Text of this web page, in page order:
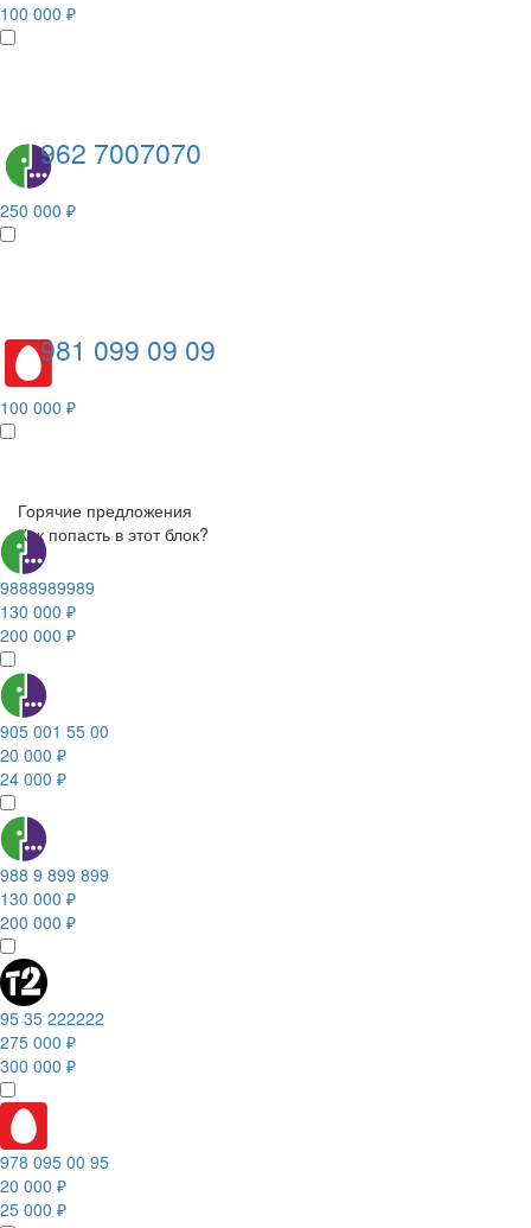
100 000 ₽
962 7007070
250 000 ₽
981 099 09 09
100 000 ₽
Горячие предложения
Как попасть в этот блок?
9888989989
130 000 ₽
200 000 ₽
905 001 55 00
20 000 ₽
24 000 ₽
988 9 899 899
130 000 ₽
200 000 ₽
95 35 222222
275 000 ₽
300 000 ₽
978 095 00 95
20 000 ₽
25 000 ₽